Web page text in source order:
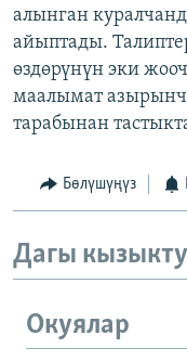
алынган
айыптады.
өздөрүнүн эки
маалымат
тарабынан
Бөлүшүңүз
Дагы
Окуялар